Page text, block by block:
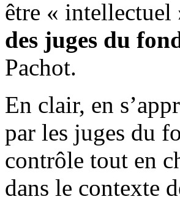
être « intellectuel
des juges du
Pachot.
En clair, en
par les juges du
contrôle tout en
dans le contexte